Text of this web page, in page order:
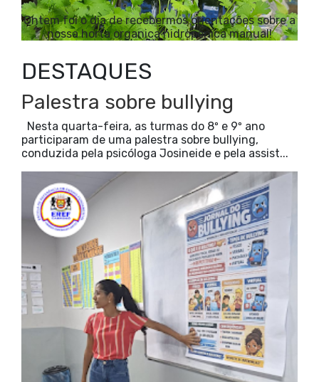
Ontem foi o dia de recebermos orientações sobre a
nossa horta organica hidroponica manual!
DESTAQUES
Palestra sobre bullying
Nesta quarta-feira, as turmas do 8º e 9º ano
participaram de uma palestra sobre bullying,
conduzida pela psicóloga Josineide e pela assist...